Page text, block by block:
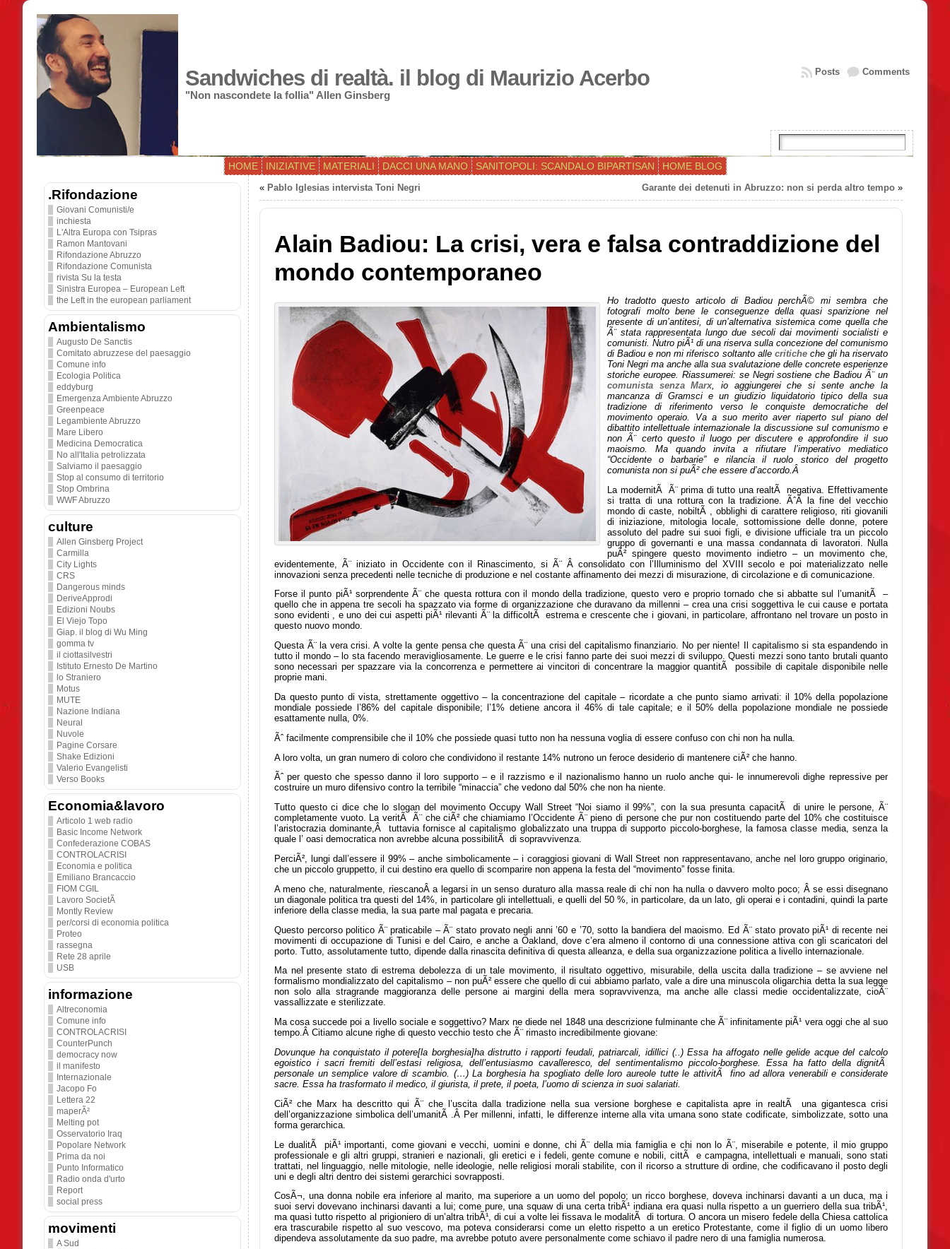
Sandwiches di realtà. il blog di Maurizio Acerbo
"Non nascondete la follia" Allen Ginsberg
Comments
Posts
HOME INIZIATIVE MATERIALI DACCI UNA MANO SANITOPOLI: SCANDALO BIPARTISAN HOME BLOG
.Rifondazione
Giovani Comunisti/e
inchiesta
L'Altra Europa con Tsipras
Ramon Mantovani
Rifondazione Abruzzo
Rifondazione Comunista
rivista Su la testa
Sinistra Europea – European Left
the Left in the european parliament
Ambientalismo
Augusto De Sanctis
Comitato abruzzese del paesaggio
Comune info
Ecologia Politica
eddyburg
Emergenza Ambiente Abruzzo
Greenpeace
Legambiente Abruzzo
Mare Libero
Medicina Democratica
No all'Italia petrolizzata
Salviamo il paesaggio
Stop al consumo di territorio
Stop Ombrina
WWF Abruzzo
culture
Allen Ginsberg Project
Carmilla
City Lights
CRS
Dangerous minds
DeriveApprodi
Edizioni Noubs
El Viejo Topo
Giap. il blog di Wu Ming
gomma tv
il ciottasilvestri
Istituto Ernesto De Martino
lo Straniero
Motus
MUTE
Nazione Indiana
Neural
Nuvole
Pagine Corsare
Shake Edizioni
Valerio Evangelisti
Verso Books
Economia&lavoro
Articolo 1 web radio
Basic Income Network
Confederazione COBAS
CONTROLACRISI
Economia e politica
Emiliano Brancaccio
FIOM CGIL
Lavoro SocietÃ
Montly Review
per/corsi di economia politica
Proteo
rassegna
Rete 28 aprile
USB
informazione
Altreconomia
Comune info
CONTROLACRISI
CounterPunch
democracy now
il manifesto
Internazionale
Jacopo Fo
Lettera 22
maperÃ²
Melting pot
Osservatorio Iraq
Popolare Network
Prima da noi
Punto Informatico
Radio onda d'urto
Report
social press
movimenti
A Sud
« Pablo Iglesias intervista Toni Negri Garante dei detenuti in Abruzzo: non si perda altro tempo »
Alain Badiou: La crisi, vera e falsa contraddizione del
mondo contemporaneo
Ho tradotto questo articolo di Badiou perchÃ© mi sembra che
fotografi molto bene le conseguenze della quasi sparizione nel
presente di un’antitesi, di un’alternativa sistemica come quella che
Ã¨ stata rappresentata lungo due secoli dai movimenti socialisti e
comunisti. Nutro piÃ¹ di una riserva sulla concezione del comunismo
di Badiou e non mi riferisco soltanto alle critiche che gli ha riservato
Toni Negri ma anche alla sua svalutazione delle concrete esperienze
storiche europee. Riassumerei: se Negri sostiene che Badiou Ã¨ un
comunista senza Marx, io aggiungerei che si sente anche la
mancanza di Gramsci e un giudizio liquidatorio tipico della sua
tradizione di riferimento verso le conquiste democratiche del
movimento operaio. Va a suo merito aver riaperto sul piano del
dibattito intellettuale internazionale la discussione sul comunismo e
non Ã¨ certo questo il luogo per discutere e approfondire il suo
maoismo. Ma quando invita a rifiutare l’imperativo mediatico
“Occidente o barbarie” e rilancia il ruolo storico del progetto
comunista non si puÃ² che essere d’accordo.Â
La modernitÃ Ã¨ prima di tutto una realtÃ negativa. Effettivamente
si tratta di una rottura con la tradizione. ÃˆÂ la fine del vecchio
mondo di caste, nobiltÃ , obblighi di carattere religioso, riti giovanili
di iniziazione, mitologia locale, sottomissione delle donne, potere
assoluto del padre sui suoi figli, e divisione ufficiale tra un piccolo
gruppo di governanti e una massa condannata di lavoratori. Nulla
puÃ² spingere questo movimento indietro – un movimento che,
evidentemente, Ã¨ iniziato in Occidente con il Rinascimento, si Ã¨ Â consolidato con l’Illuminismo del XVIII secolo e poi materializzato nelle
innovazioni senza precedenti nelle tecniche di produzione e nel costante affinamento dei mezzi di misurazione, di circolazione e di comunicazione.
Forse il punto piÃ¹ sorprendente Ã¨ che questa rottura con il mondo della tradizione, questo vero e proprio tornado che si abbatte sul l’umanitÃ –
quello che in appena tre secoli ha spazzato via forme di organizzazione che duravano da millenni – crea una crisi soggettiva le cui cause e portata
sono evidenti , e uno dei cui aspetti piÃ¹ rilevanti Ã¨ la difficoltÃ estrema e crescente che i giovani, in particolare, affrontano nel trovare un posto in
questo nuovo mondo.
Questa Ã¨ la vera crisi. A volte la gente pensa che questa Ã¨ una crisi del capitalismo finanziario. No per niente! Il capitalismo si sta espandendo in
tutto il mondo – lo sta facendo meravigliosamente. Le guerre e le crisi fanno parte dei suoi mezzi di sviluppo. Questi mezzi sono tanto brutali quanto
sono necessari per spazzare via la concorrenza e permettere ai vincitori di concentrare la maggior quantitÃ possibile di capitale disponibile nelle
proprie mani.
Da questo punto di vista, strettamente oggettivo – la concentrazione del capitale – ricordate a che punto siamo arrivati: il 10% della popolazione
mondiale possiede l’86% del capitale disponibile; l’1% detiene ancora il 46% di tale capitale; e il 50% della popolazione mondiale ne possiede
esattamente nulla, 0%.
Ãˆ facilmente comprensibile che il 10% che possiede quasi tutto non ha nessuna voglia di essere confuso con chi non ha nulla.
A loro volta, un gran numero di coloro che condividono il restante 14% nutrono un feroce desiderio di mantenere ciÃ² che hanno.
Ãˆ per questo che spesso danno il loro supporto – e il razzismo e il nazionalismo hanno un ruolo anche qui- le innumerevoli dighe repressive per
costruire un muro difensivo contro la terribile “minaccia” che vedono dal 50% che non ha niente.
Tutto questo ci dice che lo slogan del movimento Occupy Wall Street “Noi siamo il 99%”, con la sua presunta capacitÃ di unire le persone, Ã¨
completamente vuoto. La veritÃ Ã¨ che ciÃ² che chiamiamo l’Occidente Ã¨ pieno di persone che pur non costituendo parte del 10% che costituisce
l’aristocrazia dominante,Â tuttavia fornisce al capitalismo globalizzato una truppa di supporto piccolo-borghese, la famosa classe media, senza la
quale l’ oasi democratica non avrebbe alcuna possibilitÃ di sopravvivenza.
PerciÃ², lungi dall’essere il 99% – anche simbolicamente – i coraggiosi giovani di Wall Street non rappresentavano, anche nel loro gruppo originario,
che un piccolo gruppetto, il cui destino era quello di scomparire non appena la festa del “movimento” fosse finita.
A meno che, naturalmente, riescanoÂ a legarsi in un senso duraturo alla massa reale di chi non ha nulla o davvero molto poco; Â se essi disegnano
un diagonale politica tra questi del 14%, in particolare gli intellettuali, e quelli del 50 %, in particolare, da un lato, gli operai e i contadini, quindi la parte
inferiore della classe media, la sua parte mal pagata e precaria.
Questo percorso politico Ã¨ praticabile – Ã¨ stato provato negli anni ’60 e ’70, sotto la bandiera del maoismo. Ed Ã¨ stato provato piÃ¹ di recente nei
movimenti di occupazione di Tunisi e del Cairo, e anche a Oakland, dove c’era almeno il contorno di una connessione attiva con gli scaricatori del
porto. Tutto, assolutamente tutto, dipende dalla rinascita definitiva di questa alleanza, e della sua organizzazione politica a livello internazionale.
Ma nel presente stato di estrema debolezza di un tale movimento, il risultato oggettivo, misurabile, della uscita dalla tradizione – se avviene nel
formalismo mondializzato del capitalismo – non puÃ² essere che quello di cui abbiamo parlato, vale a dire una minuscola oligarchia detta la sua legge
non solo alla stragrande maggioranza delle persone ai margini della mera sopravvivenza, ma anche alle classi medie occidentalizzate, cioÃ¨
vassallizzate e sterilizzate.
Ma cosa succede poi a livello sociale e soggettivo? Marx ne diede nel 1848 una descrizione fulminante che Ã¨ infinitamente piÃ¹ vera oggi che al suo
tempo.Â Citiamo alcune righe di questo vecchio testo che Ã¨ rimasto incredibilmente giovane:
Dovunque ha conquistato il potere[la borghesia]ha distrutto i rapporti feudali, patriarcali, idillici (..) Essa ha affogato nelle gelide acque del calcolo
egoistico i sacri fremiti dell’estasi religiosa, dell’entusiasmo cavalleresco, del sentimentalismo piccolo-borghese. Essa ha fatto della dignitÃ
personale un semplice valore di scambio. (…) La borghesia ha spogliato delle loro aureole tutte le attivitÃ fino ad allora venerabili e considerate
sacre. Essa ha trasformato il medico, il giurista, il prete, il poeta, l’uomo di scienza in suoi salariati.
CiÃ² che Marx ha descritto qui Ã¨ che l’uscita dalla tradizione nella sua versione borghese e capitalista apre in realtÃ una gigantesca crisi
dell’organizzazione simbolica dell’umanitÃ .Â Per millenni, infatti, le differenze interne alla vita umana sono state codificate, simbolizzate, sotto una
forma gerarchica.
Le dualitÃ piÃ¹ importanti, come giovani e vecchi, uomini e donne, chi Ã¨ della mia famiglia e chi non lo Ã¨, miserabile e potente, il mio gruppo
professionale e gli altri gruppi, stranieri e nazionali, gli eretici e i fedeli, gente comune e nobili, cittÃ e campagna, intellettuali e manuali, sono stati
trattati, nel linguaggio, nelle mitologie, nelle ideologie, nelle religiosi morali stabilite, con il ricorso a strutture di ordine, che codificavano il posto degli
uni e degli altri dentro dei sistemi gerarchici sovrapposti.
CosÃ¬, una donna nobile era inferiore al marito, ma superiore a un uomo del popolo; un ricco borghese, doveva inchinarsi davanti a un duca, ma i
suoi servi dovevano inchinarsi davanti a lui; come pure, una squaw di una certa tribÃ¹ indiana era quasi nulla rispetto a un guerriero della sua tribÃ¹,
ma quasi tutto rispetto al prigioniero di un’altra tribÃ¹, di cui a volte lei fissava le modalitÃ di tortura. O ancora un misero fedele della Chiesa cattolica
era trascurabile rispetto al suo vescovo, ma poteva considerarsi come un eletto rispetto a un eretico Protestante, come il figlio di un uomo libero
dipendeva assolutamente da suo padre, ma avrebbe potuto avere personalmente come schiavo il padre nero di una famiglia numerosa.